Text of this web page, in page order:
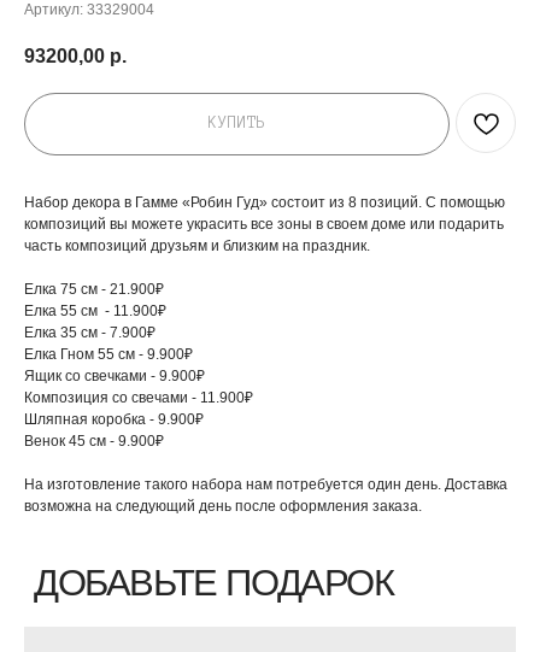
Артикул: 33329004
93200,00 р.
КУПИТЬ
Набор декора в Гамме «Робин Гуд» состоит из 8 позиций. С помощью
композиций вы можете украсить все зоны в своем доме или подарить
часть композиций друзьям и близким на праздник.
Елка 75 см - 21.900₽
Елка 55 см - 11.900₽
Елка 35 см - 7.900₽
Елка Гном 55 см - 9.900₽
Ящик со свечками - 9.900₽
Композиция со свечами - 11.900₽
Шляпная коробка - 9.900₽
Венок 45 см - 9.900₽
На изготовление такого набора нам потребуется один день. Доставка
возможна на следующий день после оформления заказа.
ДОБАВЬТЕ ПОДАРОК